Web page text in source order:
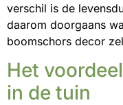
verschil is de
daarom doorgaans
boomschors decor
Het
in de tuin